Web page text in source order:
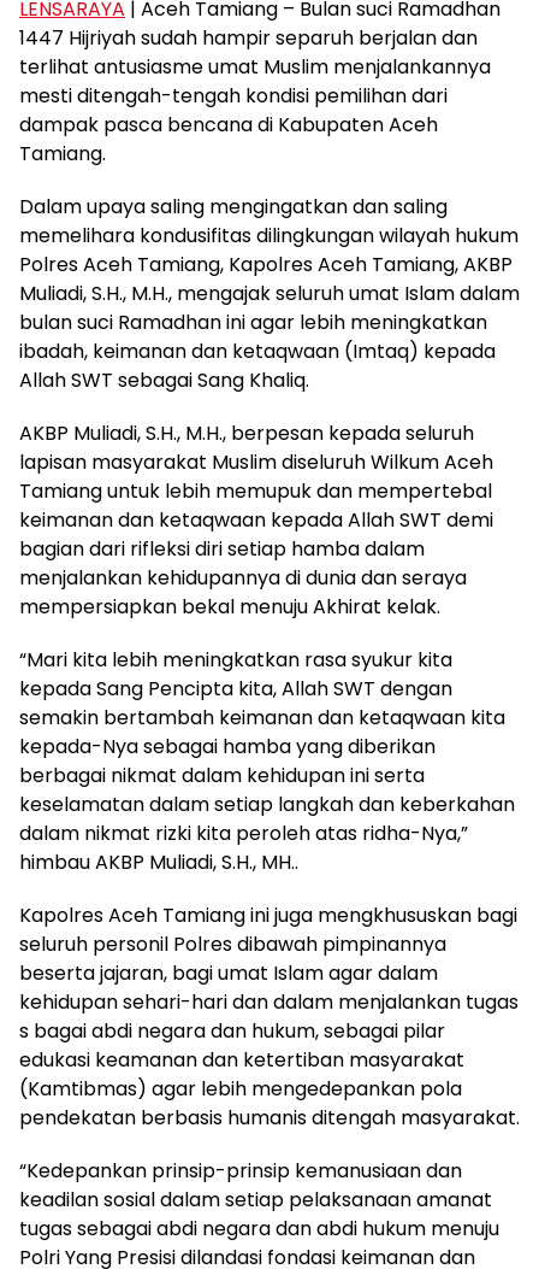
LENSARAYA | Aceh Tamiang – Bulan suci Ramadhan
1447 Hijriyah sudah hampir separuh berjalan dan
terlihat antusiasme umat Muslim menjalankannya
mesti ditengah-tengah kondisi pemilihan dari
dampak pasca bencana di Kabupaten Aceh
Tamiang.
Dalam upaya saling mengingatkan dan saling
memelihara kondusifitas dilingkungan wilayah hukum
Polres Aceh Tamiang, Kapolres Aceh Tamiang, AKBP
Muliadi, S.H., M.H., mengajak seluruh umat Islam dalam
bulan suci Ramadhan ini agar lebih meningkatkan
ibadah, keimanan dan ketaqwaan (Imtaq) kepada
Allah SWT sebagai Sang Khaliq.
AKBP Muliadi, S.H., M.H., berpesan kepada seluruh
lapisan masyarakat Muslim diseluruh Wilkum Aceh
Tamiang untuk lebih memupuk dan mempertebal
keimanan dan ketaqwaan kepada Allah SWT demi
bagian dari rifleksi diri setiap hamba dalam
menjalankan kehidupannya di dunia dan seraya
mempersiapkan bekal menuju Akhirat kelak.
“Mari kita lebih meningkatkan rasa syukur kita
kepada Sang Pencipta kita, Allah SWT dengan
semakin bertambah keimanan dan ketaqwaan kita
kepada-Nya sebagai hamba yang diberikan
berbagai nikmat dalam kehidupan ini serta
keselamatan dalam setiap langkah dan keberkahan
dalam nikmat rizki kita peroleh atas ridha-Nya,”
himbau AKBP Muliadi, S.H., MH..
Kapolres Aceh Tamiang ini juga mengkhususkan bagi
seluruh personil Polres dibawah pimpinannya
beserta jajaran, bagi umat Islam agar dalam
kehidupan sehari-hari dan dalam menjalankan tugas
s bagai abdi negara dan hukum, sebagai pilar
edukasi keamanan dan ketertiban masyarakat
(Kamtibmas) agar lebih mengedepankan pola
pendekatan berbasis humanis ditengah masyarakat.
“Kedepankan prinsip-prinsip kemanusiaan dan
keadilan sosial dalam setiap pelaksanaan amanat
tugas sebagai abdi negara dan abdi hukum menuju
Polri Yang Presisi dilandasi fondasi keimanan dan